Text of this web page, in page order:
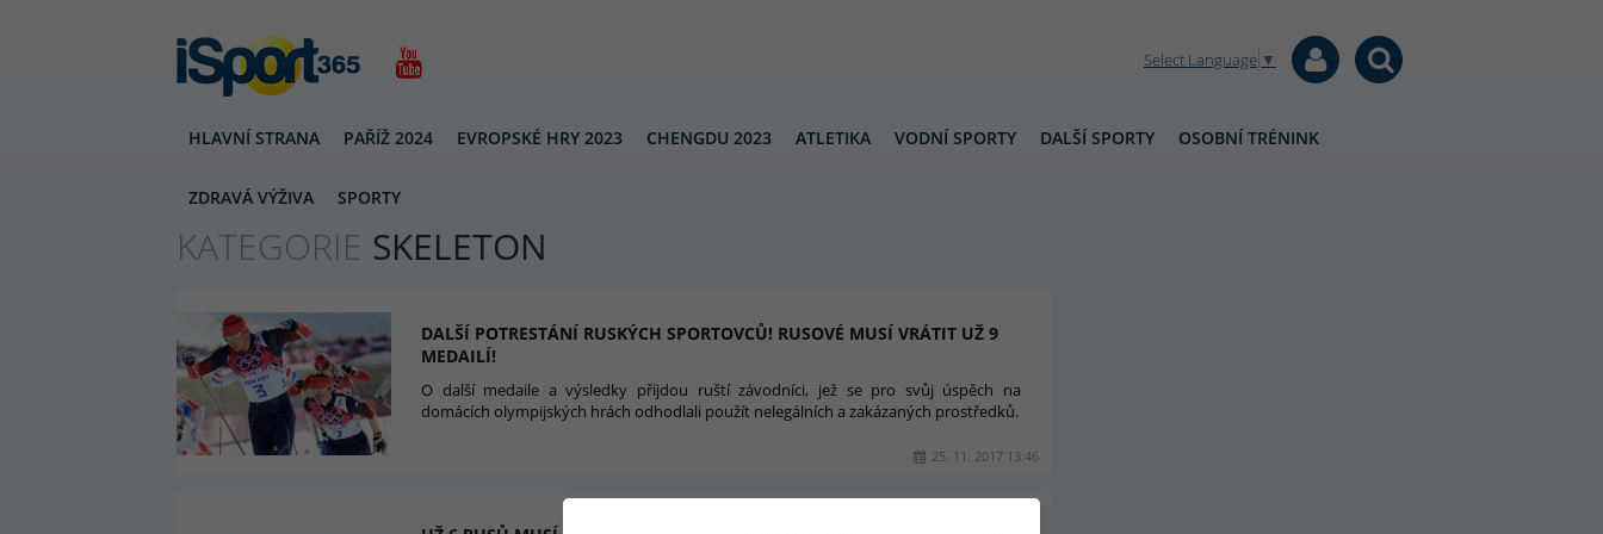
Select Language ▼
HLAVNÍ STRANA PAŘÍŽ 2024 EVROPSKÉ HRY 2023 CHENGDU 2023 ATLETIKA VODNÍ SPORTY DALŠÍ SPORTY OSOBNÍ TRÉNINK
ZDRAVÁ VÝŽIVA SPORTY
SKELETON
KATEGORIE SKELETON
DALŠÍ POTRESTÁNÍ RUSKÝCH SPORTOVCŮ! RUSOVÉ MUSÍ VRÁTIT UŽ 9
MEDAILÍ!
O další medaile a výsledky přijdou ruští závodníci, jež se pro svůj úspěch na
domácích olympijských hrách odhodlali použít nelegálních a zakázaných prostředků.
25. 11. 2017 13:46